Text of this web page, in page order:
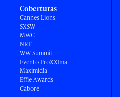
Coberturas
Cannes Lions
SXSW
MWC
NRF
WW Summit
Evento ProXXIma
Maximídia
Effie Awards
Caboré